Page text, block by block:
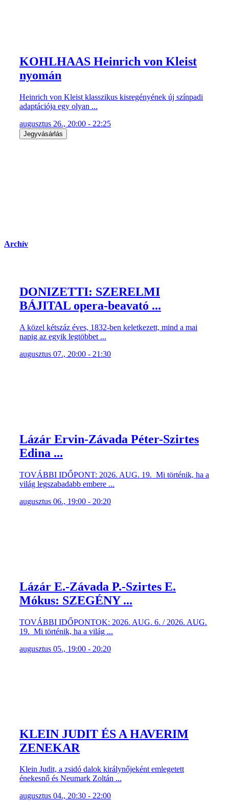
KOHLHAAS Heinrich von Kleist
nyomán
Heinrich von Kleist klasszikus kisregényének új színpadi
adaptációja egy olyan ...
augusztus 26., 20:00 - 22:25
Jegyvásárlás
Archív
DONIZETTI: SZERELMI
BÁJITAL opera-beavató ...
A közel kétszáz éves, 1832-ben keletkezett, mind a mai
napig az egyik legtöbbet ...
augusztus 07., 20:00 - 21:30
Lázár Ervin-Závada Péter-Szirtes
Edina ...
TOVÁBBI IDŐPONT: 2026. AUG. 19. Mi történik, ha a
világ legszabadabb embere ...
augusztus 06., 19:00 - 20:20
Lázár E.-Závada P.-Szirtes E.
Mókus: SZEGÉNY ...
TOVÁBBI IDŐPONTOK: 2026. AUG. 6. / 2026. AUG.
19. Mi történik, ha a világ ...
augusztus 05., 19:00 - 20:20
KLEIN JUDIT ÉS A HAVERIM
ZENEKAR
Klein Judit, a zsidó dalok királynőjeként emlegetett
énekesnő és Neumark Zoltán ...
augusztus 04., 20:30 - 22:00